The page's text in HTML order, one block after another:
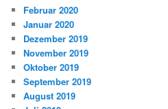
Februar 2020
Januar 2020
Dezember 2019
November 2019
Oktober 2019
September 2019
August 2019